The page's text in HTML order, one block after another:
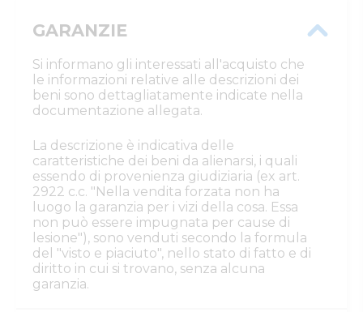
GARANZIE
Si informano gli interessati all'acquisto che
le informazioni relative alle descrizioni dei
beni sono dettagliatamente indicate nella
documentazione allegata.
La descrizione è indicativa delle
caratteristiche dei beni da alienarsi, i quali
essendo di provenienza giudiziaria (ex art.
2922 c.c. "Nella vendita forzata non ha
luogo la garanzia per i vizi della cosa. Essa
non può essere impugnata per cause di
lesione"), sono venduti secondo la formula
del "visto e piaciuto", nello stato di fatto e di
diritto in cui si trovano, senza alcuna
garanzia.